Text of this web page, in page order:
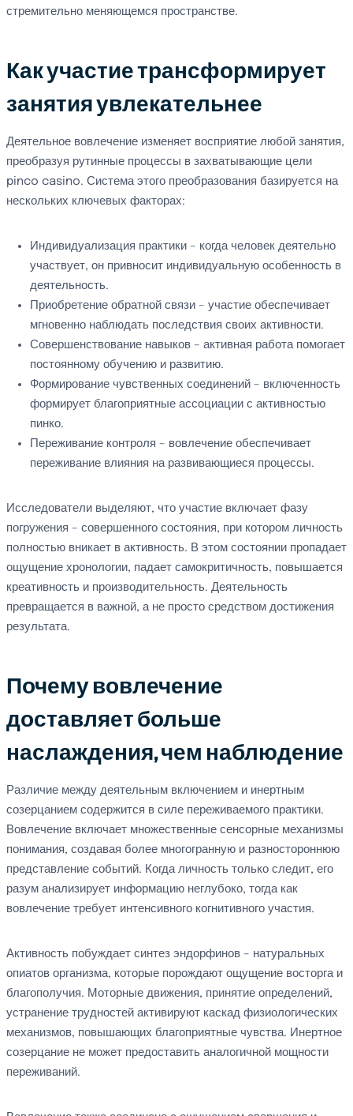
стремительно меняющемся пространстве.
Как участие трансформирует
занятия увлекательнее
Деятельное вовлечение изменяет восприятие любой занятия,
преобразуя рутинные процессы в захватывающие цели
pinco casino. Система этого преобразования базируется на
нескольких ключевых факторах:
Индивидуализация практики – когда человек деятельно
участвует, он привносит индивидуальную особенность в
деятельность.
Приобретение обратной связи – участие обеспечивает
мгновенно наблюдать последствия своих активности.
Совершенствование навыков – активная работа помогает
постоянному обучению и развитию.
Формирование чувственных соединений – включенность
формирует благоприятные ассоциации с активностью
пинко.
Переживание контроля – вовлечение обеспечивает
переживание влияния на развивающиеся процессы.
Исследователи выделяют, что участие включает фазу
погружения – совершенного состояния, при котором личность
полностью вникает в активность. В этом состоянии пропадает
ощущение хронологии, падает самокритичность, повышается
креативность и производительность. Деятельность
превращается в важной, а не просто средством достижения
результата.
Почему вовлечение
доставляет больше
наслаждения, чем наблюдение
Различие между деятельным включением и инертным
созерцанием содержится в силе переживаемого практики.
Вовлечение включает множественные сенсорные механизмы
понимания, создавая более многогранную и разностороннюю
представление событий. Когда личность только следит, его
разум анализирует информацию неглубоко, тогда как
вовлечение требует интенсивного когнитивного участия.
Активность побуждает синтез эндорфинов – натуральных
опиатов организма, которые порождают ощущение восторга и
благополучия. Моторные движения, принятие определений,
устранение трудностей активируют каскад физиологических
механизмов, повышающих благоприятные чувства. Инертное
созерцание не может предоставить аналогичной мощности
переживаний.